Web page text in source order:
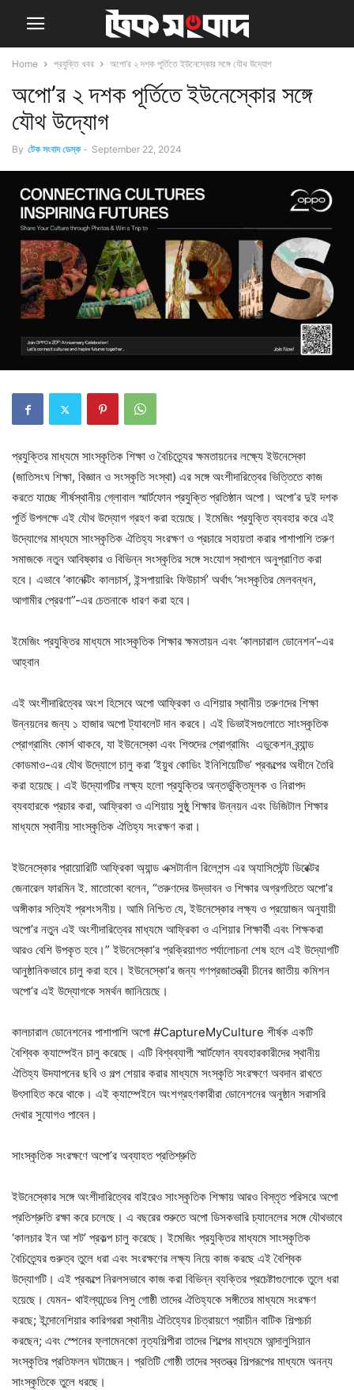
Home প্রযুক্তি খবর অপো’র ২ দশক পূর্তিতে ইউনেস্কোর সঙ্গে যৌথ উদ্যোগ
অপো’র ২ দশক পূর্তিতে ইউনেস্কোর সঙ্গে
যৌথ উদ্যোগ
By টেক সংবাদ ডেস্ক - September 22, 2024
প্রযুক্তির মাধ্যমে সাংস্কৃতিক শিক্ষা ও বৈচিত্র্যের ক্ষমতায়নের লক্ষ্যে ইউনেস্কো
(জাতিসংঘ শিক্ষা, বিজ্ঞান ও সংস্কৃতি সংস্থা) এর সঙ্গে অংশীদারিত্বের ভিত্তিতে কাজ
করতে যাচ্ছে শীর্ষস্থানীয় গ্লোবাল স্মার্টফোন প্রযুক্তি প্রতিষ্ঠান অপো। অপো’র দুই দশক
পূর্তি উপলক্ষে এই যৌথ উদ্যোগ গ্রহণ করা হয়েছে। ইমেজিং প্রযুক্তি ব্যবহার করে এই
উদ্যোগের মাধ্যমে সাংস্কৃতিক ঐতিহ্য সংরক্ষণ ও প্রচারে সহায়তা করার পাশাপাশি তরুণ
সমাজকে নতুন আবিষ্কার ও বিভিন্ন সংস্কৃতির সঙ্গে সংযোগ স্থাপনে অনুপ্রাণিত করা
হবে। এভাবে ’কানেক্টিং কালচার্স, ইন্সপায়ারিং ফিউচার্স’ অর্থাৎ ‘সংস্কৃতির মেলবন্ধন,
আগামীর প্রেরণা”-এর চেতনাকে ধারণ করা হবে।
ইমেজিং প্রযুক্তির মাধ্যমে সাংস্কৃতিক শিক্ষার ক্ষমতায়ন এবং ‘কালচারাল ডোনেশন’-এর
আহ্বান
এই অংশীদারিত্বের অংশ হিসেবে অপো আফ্রিকা ও এশিয়ার স্থানীয় তরুণদের শিক্ষা
উন্নয়নের জন্য ১ হাজার অপো ট্যাবলেট দান করবে। এই ডিভাইসগুলোতে সাংস্কৃতিক
প্রোগ্রামিং কোর্স থাকবে, যা ইউনেস্কো এবং শিশুদের প্রোগ্রামিং এডুকেশন ব্র্যান্ড
কোডমাও-এর যৌথ উদ্যোগে চালু করা ‘ইয়ুথ কোডিং ইনিশিয়েটিভ’ প্রকল্পের অধীনে তৈরি
করা হয়েছে। এই উদ্যোগটির লক্ষ্য হলো প্রযুক্তির অন্তর্ভুক্তিমূলক ও নিরাপদ
ব্যবহারকে প্রচার করা, আফ্রিকা ও এশিয়ায় সুষ্ঠু শিক্ষার উন্নয়ন এবং ডিজিটাল শিক্ষার
মাধ্যমে স্থানীয় সাংস্কৃতিক ঐতিহ্য সংরক্ষণ করা।
ইউনেস্কোর প্রায়োরিটি আফ্রিকা অ্যান্ড এক্সটার্নাল রিলেশন্স এর অ্যাসিস্টেন্ট ডিরেক্টর
জেনারেল ফারমিন ই. মাতোকো বলেন, “তরুণদের উদ্ভাবন ও শিক্ষার অগ্রগতিতে অপো’র
অঙ্গীকার সত্যিই প্রশংসনীয়। আমি নিশ্চিত যে, ইউনেস্কোর লক্ষ্য ও প্রয়োজন অনুযায়ী
অপো’র নতুন এই অংশীদারিত্বের মাধ্যমে আফ্রিকা ও এশিয়ার শিক্ষার্থী এবং শিক্ষকরা
আরও বেশি উপকৃত হবে।” ইউনেস্কো’র প্রক্রিয়াগত পর্যালোচনা শেষ হলে এই উদ্যোগটি
আনুষ্ঠানিকভাবে চালু করা হবে। ইউনেস্কো’র জন্য গণপ্রজাতন্ত্রী চীনের জাতীয় কমিশন
অপো’র এই উদ্যোগকে সমর্থন জানিয়েছে।
কালচারাল ডোনেশনের পাশাপাশি অপো #CaptureMyCulture শীর্ষক একটি
বৈশ্বিক ক্যাম্পেইন চালু করেছে। এটি বিশ্বব্যাপী স্মার্টফোন ব্যবহারকারীদের স্থানীয়
ঐতিহ্য উদযাপনের ছবি ও গল্প শেয়ার করার মাধ্যমে সংস্কৃতি সংরক্ষণে অবদান রাখতে
উৎসাহিত করে থাকে। এই ক্যাম্পেইনে অংশগ্রহণকারীরা ডোনেশনের অনুষ্ঠান সরাসরি
দেখার সুযোগও পাবেন।
সাংস্কৃতিক সংরক্ষণে অপো’র অব্যাহত প্রতিশ্রুতি
ইউনেস্কোর সঙ্গে অংশীদারিত্বের বাইরেও সাংস্কৃতিক শিক্ষায় আরও বিস্তৃত পরিসরে অপো
প্রতিশ্রুতি রক্ষা করে চলেছে। এ বছরের শুরুতে অপো ডিসকভারি চ্যানেলের সঙ্গে যৌথভাবে
‘কালচার ইন আ শট’ প্রকল্প চালু করেছে। ইমেজিং প্রযুক্তির মাধ্যমে সাংস্কৃতিক
বৈচিত্র্যের গুরুত্ব তুলে ধরা এবং সংরক্ষণের লক্ষ্য নিয়ে কাজ করছে এই বৈশ্বিক
উদ্যোগটি। এই প্রকল্পে নিরলসভাবে কাজ করা বিভিন্ন ব্যক্তির প্রচেষ্টাগুলোকে তুলে ধরা
হয়েছে। যেমন- থাইল্যান্ডের লিসু গোষ্ঠী তাদের ঐতিহ্যকে সঙ্গীতের মাধ্যমে সংরক্ষণ
করছে; ইন্দোনেশিয়ার কারিগররা স্থানীয় ঐতিহ্যের চিত্রায়ণে প্রাচীন বাটিক শিল্পচর্চা
করছেন; এবং স্পেনের ফ্লামেনকো নৃত্যশিল্পীরা তাদের শিল্পের মাধ্যমে আন্দালুসিয়ান
সংস্কৃতির প্রতিফলন ঘটাচ্ছেন। প্রতিটি গোষ্ঠী তাদের স্বতন্ত্র শিল্পরূপের মাধ্যমে অনন্য
সাংস্কৃতিকে তুলে ধরছে।